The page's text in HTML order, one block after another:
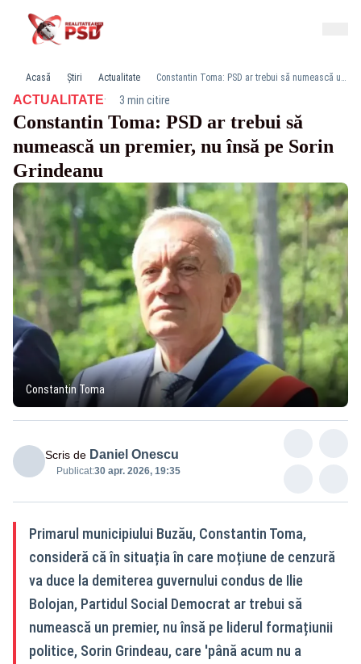
Acasă Știri Actualitate Constantin Toma: PSD ar trebui să numească un premier, nu însă pe Sorin Grindeanu
ACTUALITATE· 3 min citire
Constantin Toma: PSD ar trebui să
numească un premier, nu însă pe Sorin
Grindeanu
Constantin Toma
Scris de Daniel Onescu
Publicat:30 apr. 2026, 19:35
Primarul municipiului Buzău, Constantin Toma,
consideră că în situația în care moțiune de cenzură
va duce la demiterea guvernului condus de Ilie
Bolojan, Partidul Social Democrat ar trebui să
numească un premier, nu însă pe liderul formațiunii
politice, Sorin Grindeau, care 'până acum nu a